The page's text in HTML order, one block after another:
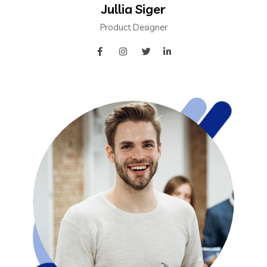
Jullia Siger
Product Designer